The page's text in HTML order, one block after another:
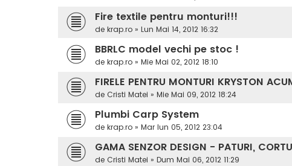
Fire textile pentru monturi!!!
de krap.ro » Lun Mai 14, 2012 16:32
BBRLC model vechi pe stoc !
de krap.ro » Mie Mai 02, 2012 18:10
FIRELE PENTRU MONTURI KRYSTON
de Cristi Matei » Mie Mai 09, 2012 18:24
Plumbi Carp System
de krap.ro » Mar Iun 05, 2012 23:04
GAMA SENZOR DESIGN - PATURI,
de Cristi Matei » Dum Mai 06, 2012 11:29